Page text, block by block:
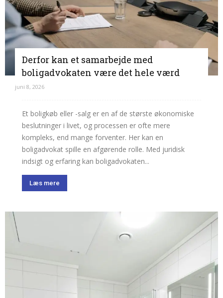
Derfor kan et samarbejde med
boligadvokaten være det hele værd
juni 8, 2026
Et boligkøb eller -salg er en af de største økonomiske
beslutninger i livet, og processen er ofte mere
kompleks, end mange forventer. Her kan en
boligadvokat spille en afgørende rolle. Med juridisk
indsigt og erfaring kan boligadvokaten...
Læs mere